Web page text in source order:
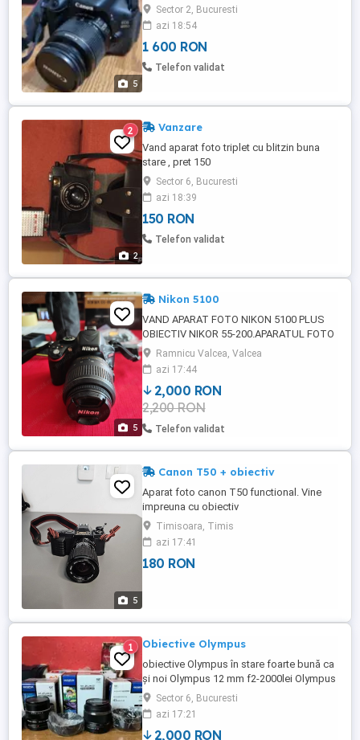
5
putin. Il vand pt ca nu-l folosesc. Aparatul
vine cu gentuta si card de memorie de
32gb.
Sector 2, Bucuresti
azi 18:54
1 600 RON
Telefon validat
2
2 Vanzare
Vand aparat foto triplet cu blitzin buna
stare , pret 150
Sector 6, Bucuresti
azi 18:39
150 RON
Telefon validat
5
Nikon 5100
VAND APARAT FOTO NIKON 5100 PLUS
OBIECTIV NIKOR 55-200.APARATUL FOTO
A VENIT CU OBIECTIV NIKOR 18-55,IN
STARE PERFECTA. APARATUL ESTE
VANDUT SI CU ACUMULATORI DE
REZERVA. FOLOSIT RAR,DOAR PENTRU
EXCURSII IN AFARA TARII
Ramnicu Valcea, Valcea
azi 17:44
2,000 RON
2,200 RON
Telefon validat
5
Canon T50 + obiectiv
Aparat foto canon T50 functional. Vine
impreuna cu obiectiv
Timisoara, Timis
azi 17:41
180 RON
1 Obiective Olympus
obiective Olympus în stare foarte bună ca
și noi Olympus 12 mm f2-2000lei Olympus
25 mm f1.8-1500 lei -vândut Olympus 45
mm f1.8-1300 lei -vândut Se vând
împreună și se negociază puțin prețul , se
pot vinde separat dar nu mai negociem
Sector 6, Bucuresti
azi 17:21
2,000 RON